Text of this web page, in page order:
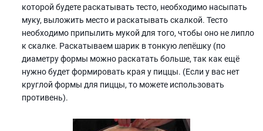
которой будете раскатывать тесто, необходимо насыпать
муку, выложить место и раскатывать скалкой. Тесто
необходимо припылить мукой для того, чтобы оно не липло
к скалке. Раскатываем шарик в тонкую лепёшку (по
диаметру формы можно раскатать больше, так как ещё
нужно будет формировать края у пиццы. (Если у вас нет
круглой формы для пиццы, то можете использовать
противень).